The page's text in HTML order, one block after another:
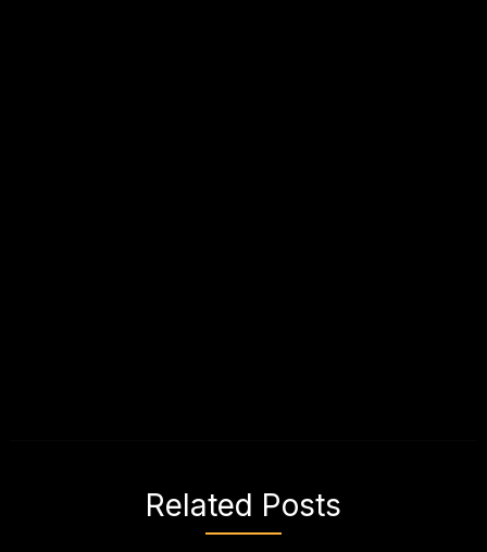
Related Posts